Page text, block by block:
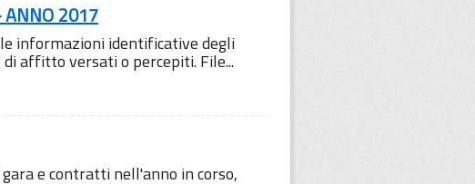
2017
informazioni identificative degli
affitto versati o percepiti. File...
e contratti nell'anno in corso,